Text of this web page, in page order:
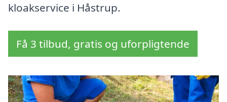
kloakservice i Håstrup.
Få 3 tilbud, gratis og uforpligtende